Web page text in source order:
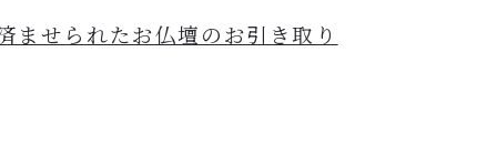
ませられたお仏壇のお引き取り